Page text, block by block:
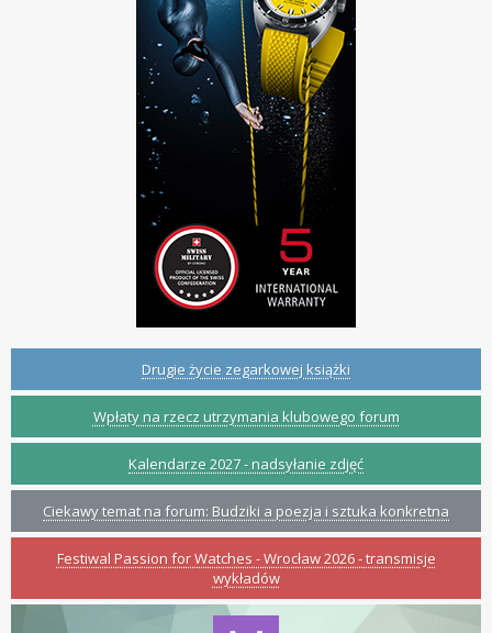
Drugie życie zegarkowej książki
Wpłaty na rzecz utrzymania klubowego forum
Kalendarze 2027 - nadsyłanie zdjęć
Ciekawy temat na forum: Budziki a poezja i sztuka konkretna
Festiwal Passion for Watches - Wrocław 2026 - transmisje
wykładów